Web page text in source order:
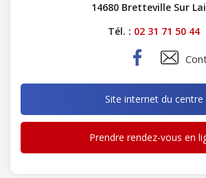
14680 Bretteville Sur
Tél. : 02 31 71 50 44
Site internet du centre
Prendre rendez-vous en